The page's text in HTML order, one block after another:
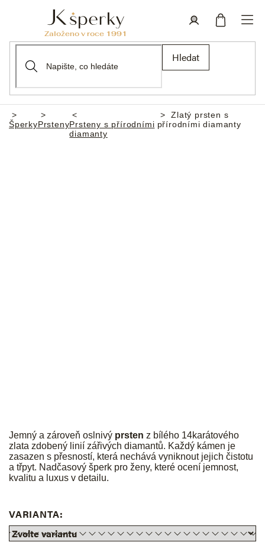
Hledat
Domů
ŠperkyPrstenyPrsteny s přírodními
diamanty
Zlatý prsten s
přírodními diamanty
Jemný a zároveň oslnivý prsten z bílého 14karátového
zlata zdobený linií zářivých diamantů. Každý kámen je
zasazen s přesností, která nechává vyniknout jejich čistotu
a třpyt. Nadčasový šperk pro ženy, které ocení jemnost,
kvalitu a luxus v detailu.
VARIANTA: